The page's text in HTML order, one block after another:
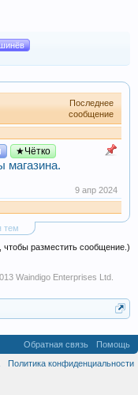
Последнее
сообщение
★Чётко
магазина.
9 апр 2024
тем
чтобы разместить сообщение.)
Waindigo Enterprises Ltd.
Обратная связь
Помощь
Политика конфиденциальности